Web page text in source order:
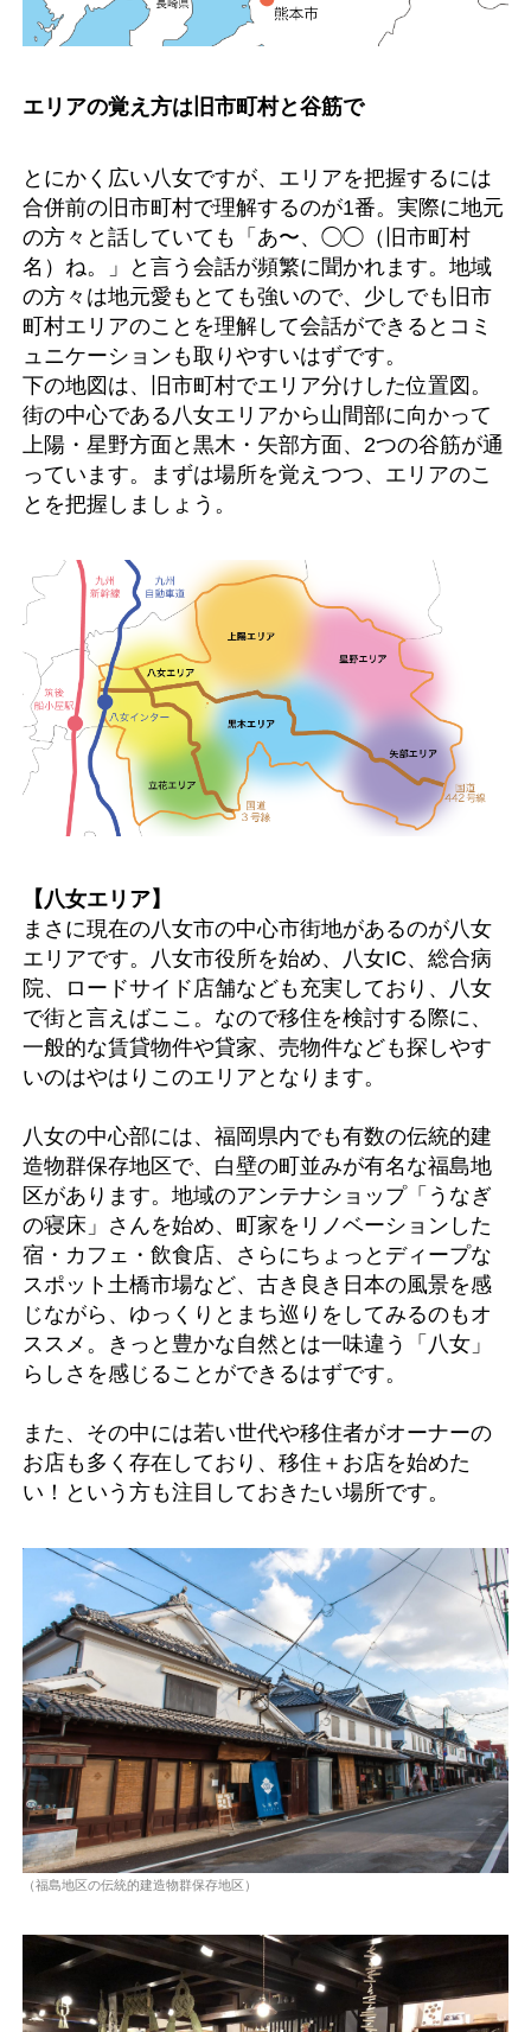
エリアの覚え方は旧市町村と谷筋で
とにかく広い八女ですが、エリアを把握するには
合併前の旧市町村で理解するのが1番。実際に地元
の方々と話していても「あ〜、◯◯（旧市町村
名）ね。」と言う会話が頻繁に聞かれます。地域
の方々は地元愛もとても強いので、少しでも旧市
町村エリアのことを理解して会話ができるとコミ
ュニケーションも取りやすいはずです。
下の地図は、旧市町村でエリア分けした位置図。
街の中心である八女エリアから山間部に向かって
上陽・星野方面と黒木・矢部方面、2つの谷筋が通
っています。まずは場所を覚えつつ、エリアのこ
とを把握しましょう。
【八女エリア】
まさに現在の八女市の中心市街地があるのが八女
エリアです。八女市役所を始め、八女IC、総合病
院、ロードサイド店舗なども充実しており、八女
で街と言えばここ。なので移住を検討する際に、
一般的な賃貸物件や貸家、売物件なども探しやす
いのはやはりこのエリアとなります。
八女の中心部には、福岡県内でも有数の伝統的建
造物群保存地区で、白壁の町並みが有名な福島地
区があります。地域のアンテナショップ「うなぎ
の寝床」さんを始め、町家をリノベーションした
宿・カフェ・飲食店、さらにちょっとディープな
スポット土橋市場など、古き良き日本の風景を感
じながら、ゆっくりとまち巡りをしてみるのもオ
ススメ。きっと豊かな自然とは一味違う「八女」
らしさを感じることができるはずです。
また、その中には若い世代や移住者がオーナーの
お店も多く存在しており、移住＋お店を始めた
い！という方も注目しておきたい場所です。
（福島地区の伝統的建造物群保存地区）